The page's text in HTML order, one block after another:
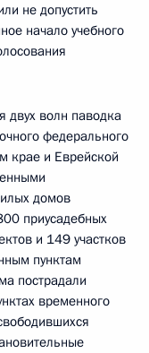
не допустить
начало учебного
двух волн паводка
федерального
крае и Еврейской
домов
приусадебных
и 149 участков
пунктам
пострадали
временного